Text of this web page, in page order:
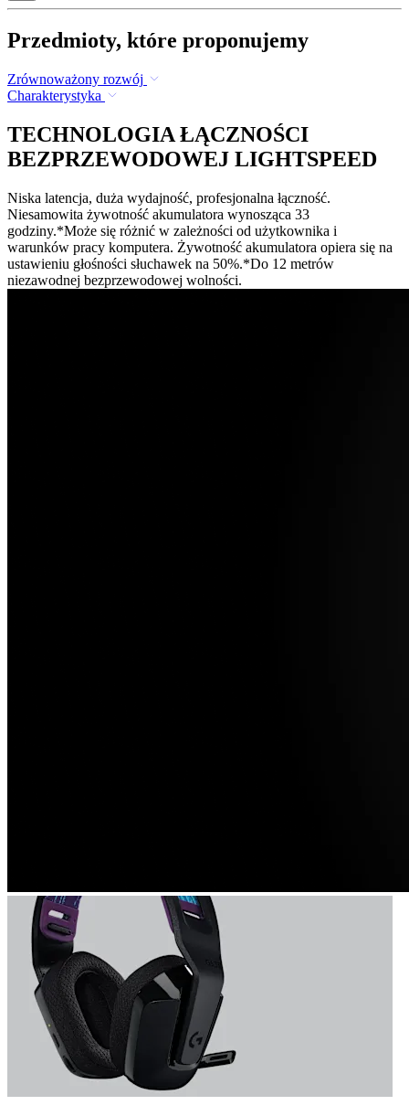
Przedmioty, które proponujemy
Zrównoważony rozwój
Charakterystyka
TECHNOLOGIA ŁĄCZNOŚCI
BEZPRZEWODOWEJ LIGHTSPEED
Niska latencja, duża wydajność, profesjonalna łączność.
Niesamowita żywotność akumulatora wynosząca 33
godziny.*Może się różnić w zależności od użytkownika i
warunków pracy komputera. Żywotność akumulatora opiera się na
ustawieniu głośności słuchawek na 50%.*Do 12 metrów
niezawodnej bezprzewodowej wolności.